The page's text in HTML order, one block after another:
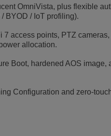
OmniVista, plus flexible
BYOD / IoT profiling).
access points, PTZ
allocation.
Boot, hardened AOS
Configuration and zero-